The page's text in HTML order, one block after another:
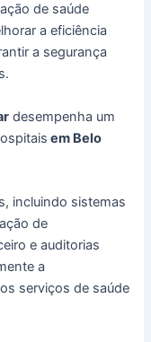
de saúde
a eficiência
a segurança
desempenha um
em Belo
incluindo sistemas
de
e auditorias
a
serviços de saúde